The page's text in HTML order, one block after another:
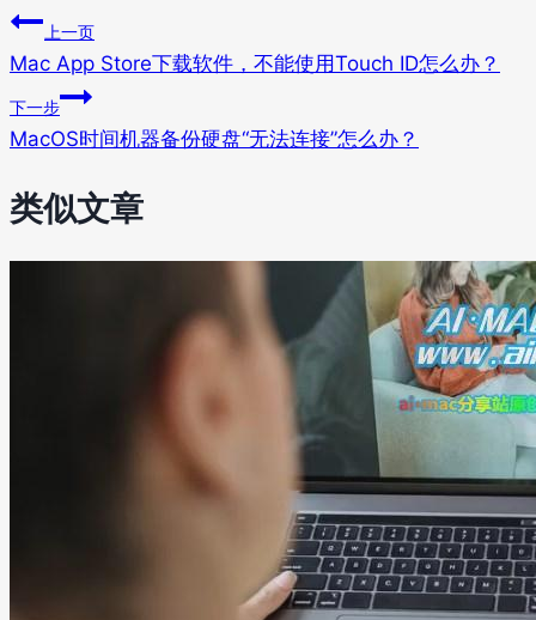
上一页
Mac App Store下载软件，不能使用Touch ID怎么办？
下一步
MacOS时间机器备份硬盘“无法连接”怎么办？
类似文章